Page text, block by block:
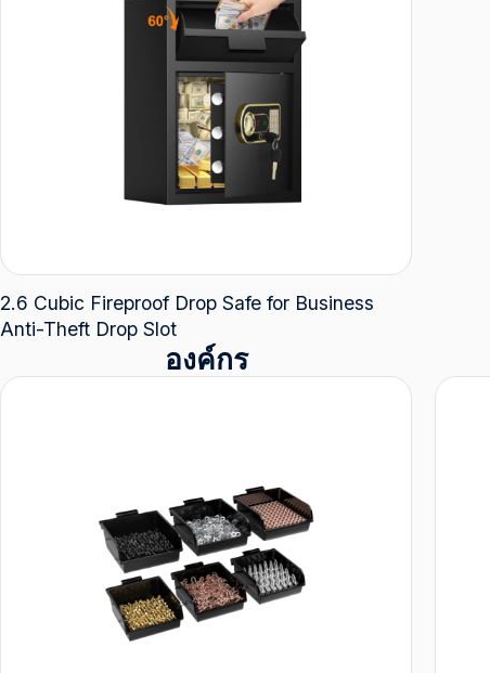
2.6 Cubic Fireproof Drop Safe for Business
Anti-Theft Drop Slot
องค์กร